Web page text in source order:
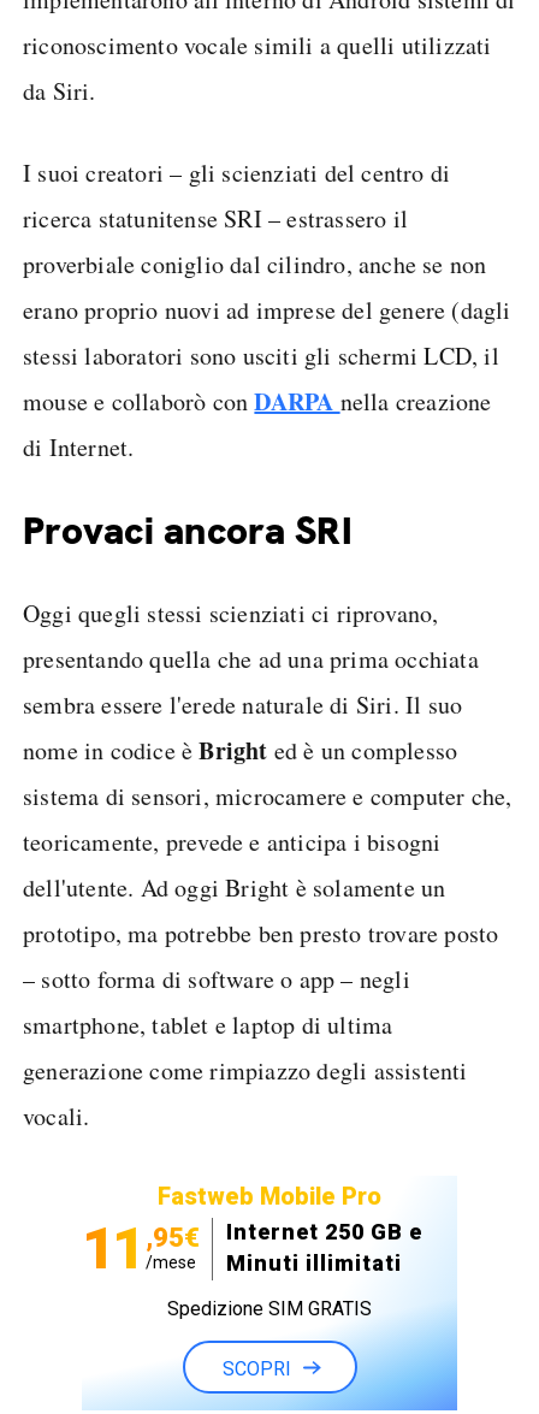
riconoscimento vocale simili a quelli utilizzati
da Siri.
I suoi creatori – gli scienziati del centro di
ricerca statunitense SRI – estrassero il
proverbiale coniglio dal cilindro, anche se non
erano proprio nuovi ad imprese del genere (dagli
stessi laboratori sono usciti gli schermi LCD, il
mouse e collaborò conDARPA nella creazione
di Internet.
Provaci ancora SRI
Oggi quegli stessi scienziati ci riprovano,
presentando quella che ad una prima occhiata
sembra essere l'erede naturale di Siri. Il suo
nome in codice èBright ed è un complesso
sistema di sensori, microcamere e computer che,
teoricamente, prevede e anticipa i bisogni
dell'utente. Ad oggi Bright è solamente un
prototipo, ma potrebbe ben presto trovare posto
– sotto forma di software o app – negli
smartphone, tablet e laptop di ultima
generazione come rimpiazzo degli assistenti
vocali.
Fastweb Mobile Pro
11 ,95€
/mese
Internet 250 GB e
Minuti illimitati
Spedizione SIM GRATIS
SCOPRI